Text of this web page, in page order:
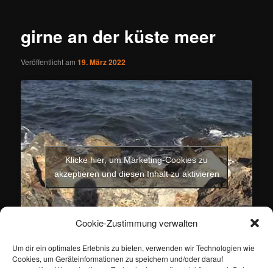
Cookie-Zustimmung verwalten
Um dir ein optimales Erlebnis zu bieten, verwenden wir Technologien wie
Cookies, um Geräteinformationen zu speichern und/oder darauf
girne an der küste meer
Veröffentlicht am19. März 2022
Klicke hier, um Marketing-Cookies zu
akzeptieren und diesen Inhalt zu aktivieren
Dieser Eintrag wurde vonertan unterGesellschaftveröffentlicht.